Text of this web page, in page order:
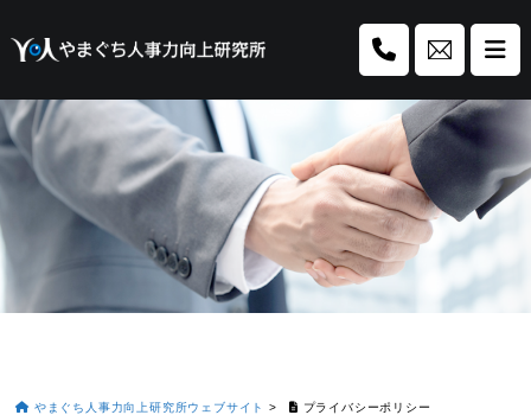
やまぐち人事力向上研究所ウェブサイト > プライバシーポリシー